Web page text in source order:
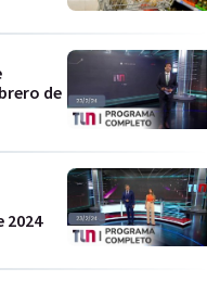
de
2024